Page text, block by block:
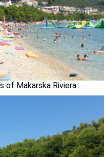
Makarska Riviera...